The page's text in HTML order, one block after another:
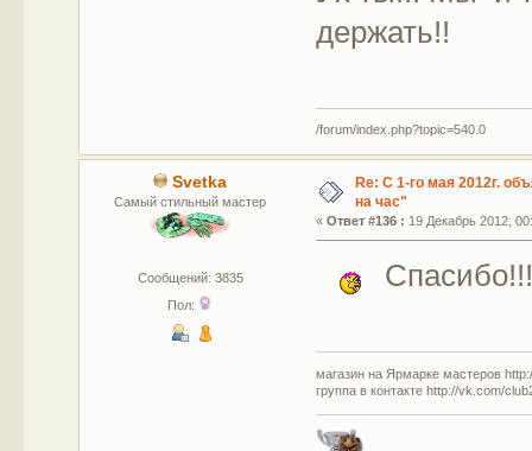
держать!!
/forum/index.php?topic=540.0
Svetka
Самый стильный мастер
Сообщений: 3835
Пол:
Re: С 1-го мая 2012г.
на час"
«Ответ #136 : 19 Декабрь 2012,
магазин на Ярмарке мастеров
группа в контакте http://vk.com/